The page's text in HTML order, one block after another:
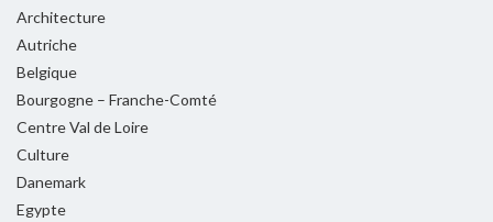
Architecture
Autriche
Belgique
Bourgogne – Franche-Comté
Centre Val de Loire
Culture
Danemark
Egypte